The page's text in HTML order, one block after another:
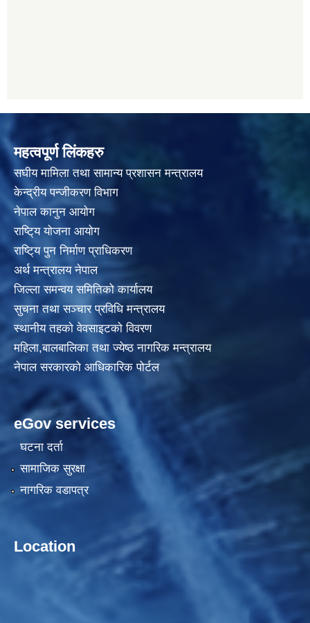
महत्वपूर्ण लिंकहरु
स‌घीय मामिला तथा सामान्य प्रशासन मन्त्रालय
केन्द्रीय पन्जीकरण विभाग
नेपाल कानुन आयाेग
राष्टि्य याेजना आयाेग
राष्टि्य पुन निर्माण प्राधिकरण
अर्थ मन्त्रालय नेपाल
जिल्ला समन्वय समितिको कार्यालय
सुचना तथा सञ्चार प्रविधि मन्त्रालय
स्थानीय तहकाे वेवसाइटकाे विवरण
महिला,बालबालिका तथा ज्येष्ठ नागरिक मन्त्रालय
नेपाल सरकारको आधिकारिक पोर्टल
eGov services
घटना दर्ता
सामाजिक सुरक्षा
नागरिक वडापत्र
Location